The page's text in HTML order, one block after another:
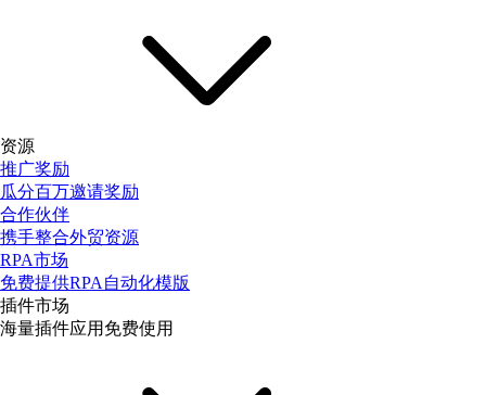
资源
推广奖励
瓜分百万邀请奖励
合作伙伴
携手整合外贸资源
RPA市场
免费提供RPA自动化模版
插件市场
海量插件应用免费使用